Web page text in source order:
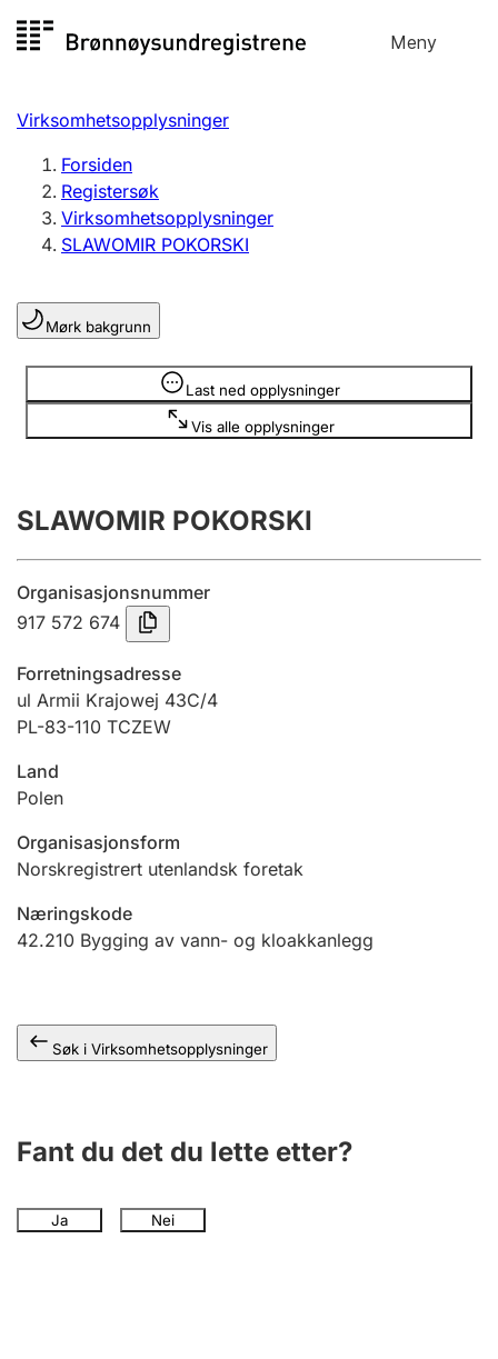
til
Meny
Registersøk
Aksjeselskap
Enkeltpersonforetak
Registrere, endre, slette
Lag og forening
Registrere, endre, slette
Årsregnskap
Innsending og forsinkelsesgebyr
Tinglysing
Jeger
Ektepaktveileder
Offentlig sektor
Virksomhetsopplysninger
Forsiden
Registersøk
Virksomhetsopplysninger
SLAWOMIR POKORSKI
Mørk bakgrunn
Last ned opplysninger
Vis alle opplysninger
Opplysninger er skjult
SLAWOMIR POKORSKI
Organisasjonsnummer
917 572 674
Forretningsadresse
ul Armii Krajowej 43C/4
PL-83-110 TCZEW
Land
Polen
Organisasjonsform
Norskregistrert utenlandsk foretak
Næringskode
42.210 Bygging av vann- og kloakkanlegg
Søk i Virksomhetsopplysninger
Fant du det du lette etter?
Ja Nei